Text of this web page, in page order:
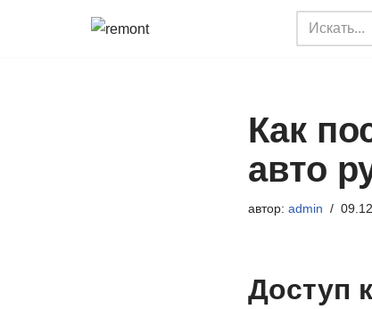
Как
авто
автор: admin
Доступ